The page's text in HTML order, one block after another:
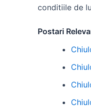
conditiile de
Postari